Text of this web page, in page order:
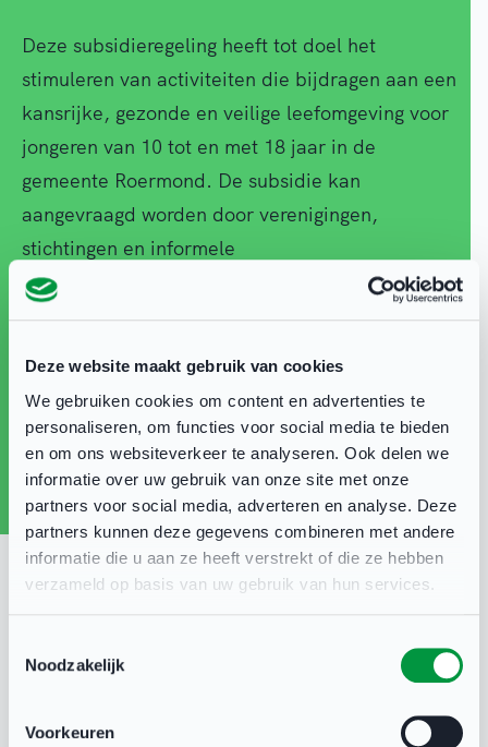
Deze website maakt gebruik van cookies
We gebruiken cookies om content en advertenties te
personaliseren, om functies voor social media te bieden
en om ons websiteverkeer te analyseren. Ook delen we
informatie over uw gebruik van onze site met onze
partners voor social media, adverteren en analyse. Deze
partners kunnen deze gegevens combineren met andere
informatie die u aan ze heeft verstrekt of die ze hebben
verzameld op basis van uw gebruik van hun services.
Noodzakelijk
Voorkeuren
Deze subsidieregeling heeft tot doel het
stimuleren van activiteiten die bijdragen aan een
kansrijke, gezonde en veilige leefomgeving voor
jongeren van 10 tot en met 18 jaar in de
gemeente Roermond. De subsidie kan
aangevraagd worden door verenigingen,
stichtingen en informele
samenwerkingsverbanden.
Een toernooi of beweegactiviteit
Een project rond gezondheid of mentale
weerbaarheid
Activiteiten die jongeren met elkaar
verbinden
Dan kunnen jullie tot €10.000 subsidie krijgen om
🗓️ De regeling loopt tot eind 2027 — aanvragen